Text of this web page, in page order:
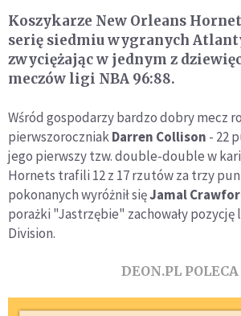
Koszykarze New Orleans
serię siedmiu wygranych
zwyciężając w jednym z
meczów ligi NBA 96:88.
Wśród gospodarzy bardzo dobry mecz
pierwszoroczniakDarren Collison - 22
jego pierwszy tzw. double-double w
Hornets trafili 12 z 17 rzutów za trzy
pokonanych wyróżnił sięJamal
porażki "Jastrzębie" zachowały
Division.
DEON.PL POLECA